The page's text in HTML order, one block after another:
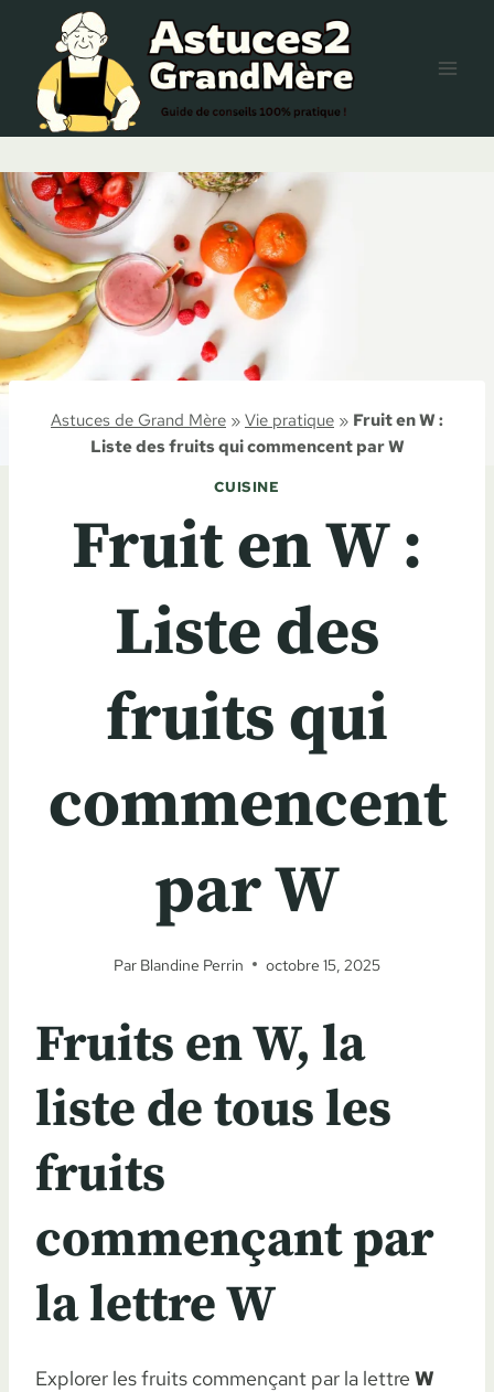
contenu
Astuces de Grand Mère »Vie pratique » Fruit en W :
Liste des fruits qui commencent par W
CUISINE
Fruit en W :
Liste des
fruits qui
commencent
par W
Par Blandine Perrin octobre 15, 2025
Fruits en W, la
liste de tous les
fruits
commençant par
la lettre W
Explorer les fruits commençant par la lettre W